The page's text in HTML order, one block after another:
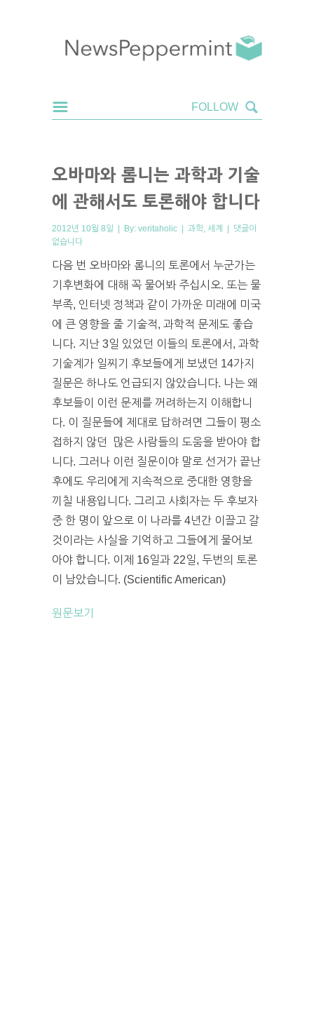
오바마와 롬니는 과학과 기술
에 관해서도 토론해야 합니다
2012년 10월 8일 | By: veritaholic | 과학 세계 | 댓글이
없습니다
다음 번 오바마와 롬니의 토론에서 누군가는
기후변화에 대해 꼭 물어봐 주십시오. 또는 물
부족, 인터넷 정책과 같이 가까운 미래에 미국
에 큰 영향을 줄 기술적, 과학적 문제도 좋습
니다. 지난 3일 있었던 이들의 토론에서, 과학
기술계가 일찌기 후보들에게 보냈던 14가지
질문은 하나도 언급되지 않았습니다. 나는 왜
후보들이 이런 문제를 꺼려하는지 이해합니
다. 이 질문들에 제대로 답하려면 그들이 평소
접하지 않던 많은 사람들의 도움을 받아야 합
니다. 그러나 이런 질문이야 말로 선거가 끝난
후에도 우리에게 지속적으로 중대한 영향을
끼칠 내용입니다. 그리고 사회자는 두 후보자
중 한 명이 앞으로 이 나라를 4년간 이끌고 갈
것이라는 사실을 기억하고 그들에게 물어보
아야 합니다. 이제 16일과 22일, 두번의 토론
이 남았습니다. (Scientific American)
원문보기